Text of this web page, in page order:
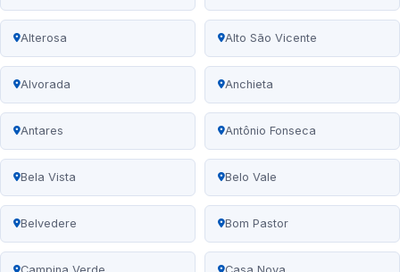
Alterosa Alto São Vicente
Alvorada Anchieta
Antares Antônio Fonseca
Bela Vista Belo Vale
Belvedere Bom Pastor